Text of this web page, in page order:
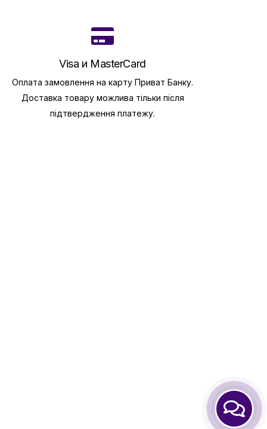
Visa и MasterCard
Оплата замовлення на карту Приват Банку.
Доставка товару можлива тільки після
підтвердження платежу.